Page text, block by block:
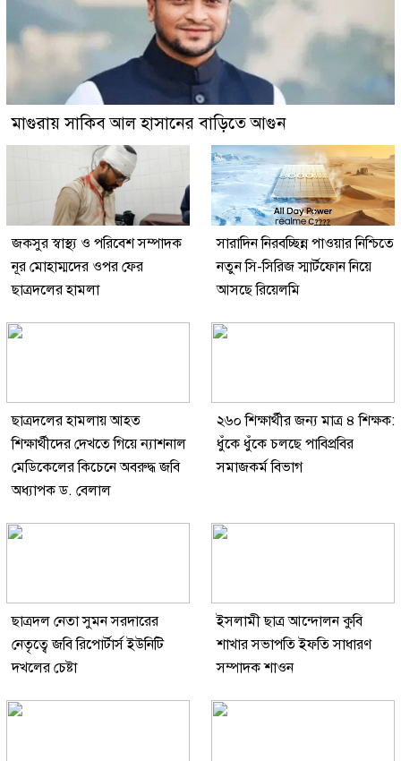
মাগুরায় সাকিব আল হাসানের বাড়িতে আগুন
জকসুর স্বাস্থ্য ও পরিবেশ সম্পাদক
নূর মোহাম্মদের ওপর ফের
ছাত্রদলের হামলা
সারাদিন নিরবচ্ছিন্ন পাওয়ার নিশ্চিতে
নতুন সি-সিরিজ স্মার্টফোন নিয়ে
আসছে রিয়েলমি
ছাত্রদলের হামলায় আহত
শিক্ষার্থীদের দেখতে গিয়ে ন্যাশনাল
মেডিকেলের কিচেনে অবরুদ্ধ জবি
অধ্যাপক ড. বেলাল
২৬০ শিক্ষার্থীর জন্য মাত্র ৪ শিক্ষক:
ধুঁকে ধুঁকে চলছে পাবিপ্রবির
সমাজকর্ম বিভাগ
ছাত্রদল নেতা সুমন সরদারের
নেতৃত্বে জবি রিপোর্টার্স ইউনিটি
দখলের চেষ্টা
ইসলামী ছাত্র আন্দোলন কুবি
শাখার সভাপতি ইফতি সাধারণ
সম্পাদক শাওন